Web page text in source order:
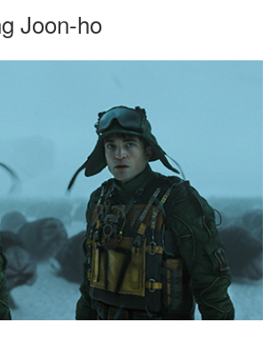
Joon-ho